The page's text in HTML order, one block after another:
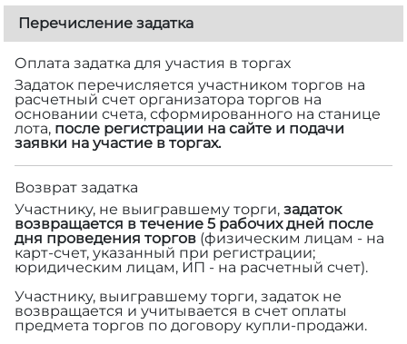
Перечисление задатка
Оплата задатка для участия в торгах
Задаток перечисляется участником торгов на
расчетный счет организатора торгов на
основании счета, сформированного на станице
лота, после регистрации на сайте и подачи
заявки на участие в торгах.
Возврат задатка
Участнику, не выигравшему торги, задаток
возвращается в течение 5 рабочих дней после
дня проведения торгов (физическим лицам - на
карт-счет, указанный при регистрации;
юридическим лицам, ИП - на расчетный счет).
Участнику, выигравшему торги, задаток не
возвращается и учитывается в счет оплаты
предмета торгов по договору купли-продажи.